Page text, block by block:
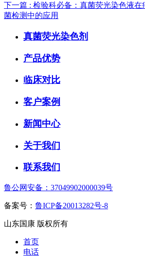
下一篇 : 检验科必备：真菌荧光染色液
菌检测中的应用
真菌荧光染色剂
产品优势
临床对比
客户案例
新闻中心
关于我们
联系我们
鲁公网安备：37049902000039号
备案号： 鲁ICP备20013282号-8
山东国康 版权所有
首页
电话